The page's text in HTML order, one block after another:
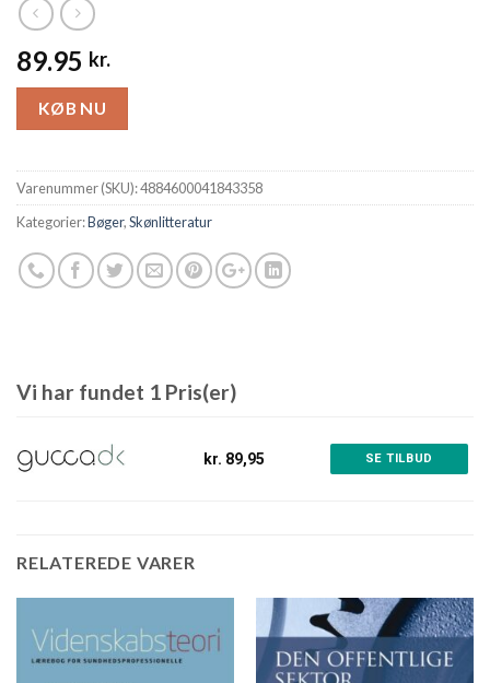
89.95 kr.
KØB NU
Varenummer (SKU):4884600041843358
Kategorier:Bøger,Skønlitteratur
Vi har fundet 1 Pris(er)
kr. 89,95 SE TILBUD
RELATEREDE VARER